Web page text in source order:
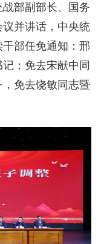
部副部长、国务
并讲话，中央统
部任免通知：邢
；免去宋献中同
免去饶敏同志暨